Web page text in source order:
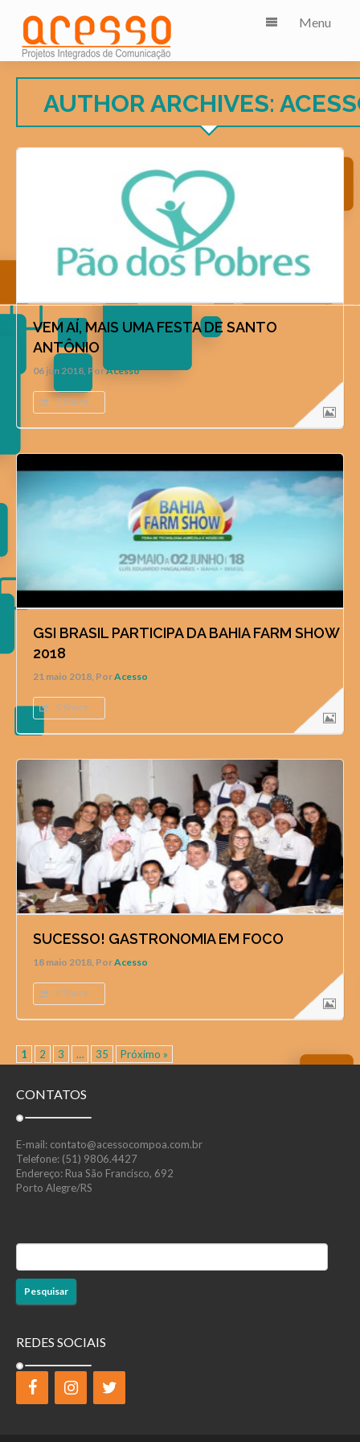
Menu
AUTHOR ARCHIVES:
VEM AÍ, MAIS UMA FESTA DE SANTO
ANTÔNIO
06 jun 2018, PorAcesso
0 Share
GSI BRASIL PARTICIPA DA BAHIA FARM SHOW
2018
21 maio 2018, PorAcesso
0 Share
SUCESSO! GASTRONOMIA EM FOCO
18 maio 2018, PorAcesso
0 Share
1 2 3 … 35 Próximo »
CONTATOS
E-mail: contato@acessocompoa.com.br
Telefone: (51) 9806.4427
Endereço: Rua São Francisco, 692
Porto Alegre/RS
por:
REDES SOCIAIS